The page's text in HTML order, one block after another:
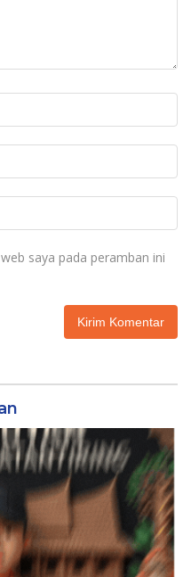
saya pada peramban ini